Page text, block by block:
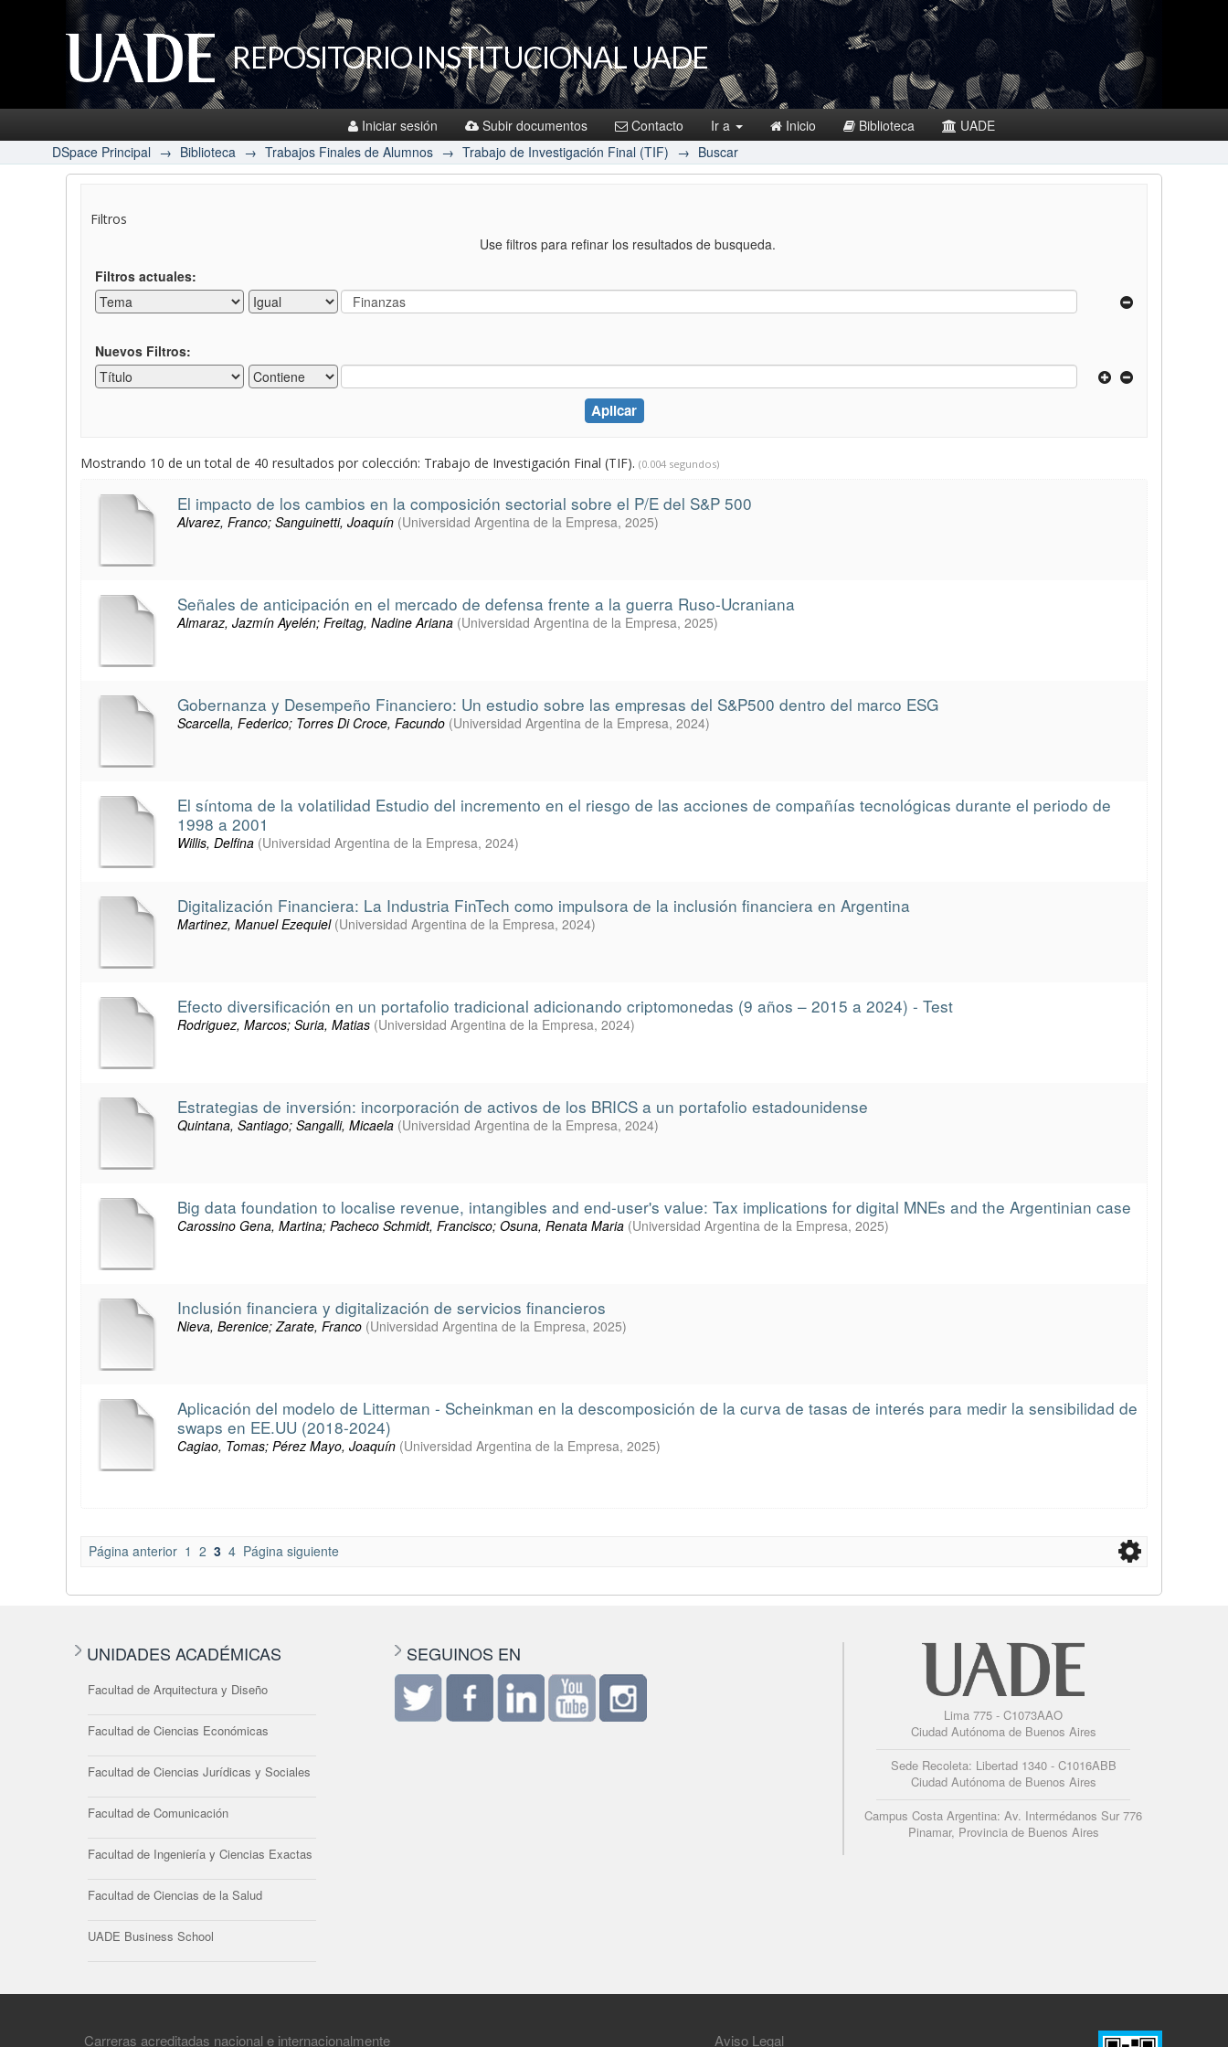
REPOSITORIO INSTITUCIONAL UADE
Iniciar sesión Subir documentos Contacto Ir a Inicio Biblioteca
UADE
DSpace Principal → Biblioteca → Trabajos Finales de Alumnos → Trabajo de Investigación Final (TIF) → Buscar
Filtros
Use filtros para refinar los resultados de busqueda.
Filtros actuales:
Nuevos Filtros:
Mostrando 10 de un total de 40 resultados por colección: Trabajo de Investigación Final (TIF). (0.004 segundos)
El impacto de los cambios en la composición sectorial sobre el P/E del S&P 500
Alvarez, Franco; Sanguinetti, Joaquín (Universidad Argentina de la Empresa, 2025)
Señales de anticipación en el mercado de defensa frente a la guerra Ruso-Ucraniana
Almaraz, Jazmín Ayelén; Freitag, Nadine Ariana (Universidad Argentina de la Empresa, 2025)
Gobernanza y Desempeño Financiero: Un estudio sobre las empresas del S&P500 dentro del marco ESG
Scarcella, Federico; Torres Di Croce, Facundo (Universidad Argentina de la Empresa, 2024)
El síntoma de la volatilidad Estudio del incremento en el riesgo de las acciones de compañías tecnológicas durante el periodo de
1998 a 2001
Willis, Delfina (Universidad Argentina de la Empresa, 2024)
Digitalización Financiera: La Industria FinTech como impulsora de la inclusión financiera en Argentina
Martinez, Manuel Ezequiel (Universidad Argentina de la Empresa, 2024)
Efecto diversificación en un portafolio tradicional adicionando criptomonedas (9 años – 2015 a 2024) - Test
Rodriguez, Marcos; Suria, Matias (Universidad Argentina de la Empresa, 2024)
Estrategias de inversión: incorporación de activos de los BRICS a un portafolio estadounidense
Quintana, Santiago; Sangalli, Micaela (Universidad Argentina de la Empresa, 2024)
Big data foundation to localise revenue, intangibles and end-user's value: Tax implications for digital MNEs and the Argentinian case
Carossino Gena, Martina; Pacheco Schmidt, Francisco; Osuna, Renata Maria (Universidad Argentina de la Empresa, 2025)
Inclusión financiera y digitalización de servicios financieros
Nieva, Berenice; Zarate, Franco (Universidad Argentina de la Empresa, 2025)
Aplicación del modelo de Litterman - Scheinkman en la descomposición de la curva de tasas de interés para medir la sensibilidad de
swaps en EE.UU (2018-2024)
Cagiao, Tomas; Pérez Mayo, Joaquín (Universidad Argentina de la Empresa, 2025)
Página anterior 1 2 3 4 Página siguiente
UNIDADES ACADÉMICAS
Facultad de Arquitectura y Diseño
Facultad de Ciencias Económicas
Facultad de Ciencias Jurídicas y Sociales
Facultad de Comunicación
Facultad de Ingeniería y Ciencias Exactas
Facultad de Ciencias de la Salud
UADE Business School
SEGUINOS EN
Lima 775 - C1073AAO
Ciudad Autónoma de Buenos Aires
Sede Recoleta: Libertad 1340 - C1016ABB
Ciudad Autónoma de Buenos Aires
Campus Costa Argentina: Av. Intermédanos Sur 776
Pinamar, Provincia de Buenos Aires
Carreras acreditadas nacional e internacionalmente Aviso Legal